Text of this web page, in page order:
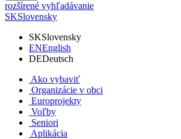
rozšírené vyhľadávanie
SKSlovensky
SKSlovensky
ENEnglish
DEDeutsch
Ako vybaviť
Organizácie v obci
Europrojekty
Voľby
Seniori
Aplikácia